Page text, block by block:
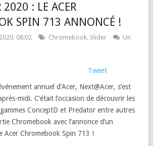
2020 : LE ACER
SPIN 713 ANNONCÉ !
08:02 Chromebook, Slider
Un
Tweet
annuel d’Acer, Next@Acer, s’est
midi. C’était l’occasion de découvrir les
ConceptD et Predator entre autres
Chromebook avec l’annonce d’un
Acer Chromebook Spin 713 !